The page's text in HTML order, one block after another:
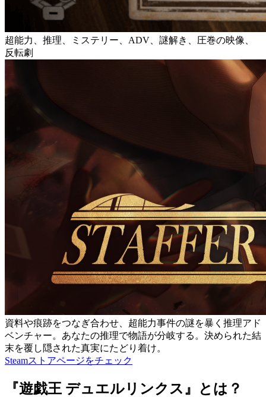
超能力、推理、ミステリー、ADV、謎解き、圧巻の映像、
反転劇
資料や痕跡をつなぎ合わせ、超能力事件の謎を暴く推理アド
ベンチャー。あなたの推理で物語が分岐する。決められた結
末を覆し隠された真実にたどり着け。
Steamストアページをチェック
『遊戯王 デュエルリンクス』とは？